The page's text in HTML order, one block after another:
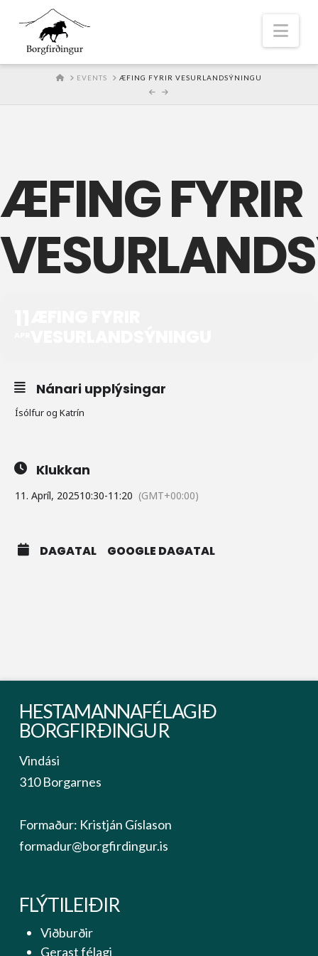
HOMEEVENTS ÆFING FYRIR VESURLANDSÝNINGU
ÆFING FYRIR
Nánari upplýsingar
Ísólfur og Katrín
Klukkan
11. Apríl, 202510:30-11:20 (GMT+00:00)
DAGATAL GOOGLE DAGATAL
HESTAMANNAFÉLAGIÐ
BORGFIRÐINGUR
Vindási
310 Borgarnes
Formaður: Kristján Gíslason
formadur@borgfirdingur.is
FLÝTILEIÐIR
Viðburðir
Gerast félagi